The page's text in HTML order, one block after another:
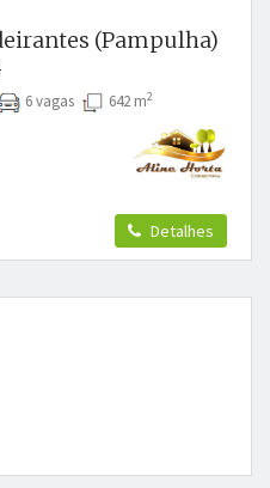
(Pampulha)
6 vagas 642 m2
Detalhes